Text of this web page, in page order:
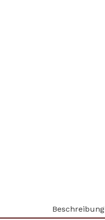
Beschreibung